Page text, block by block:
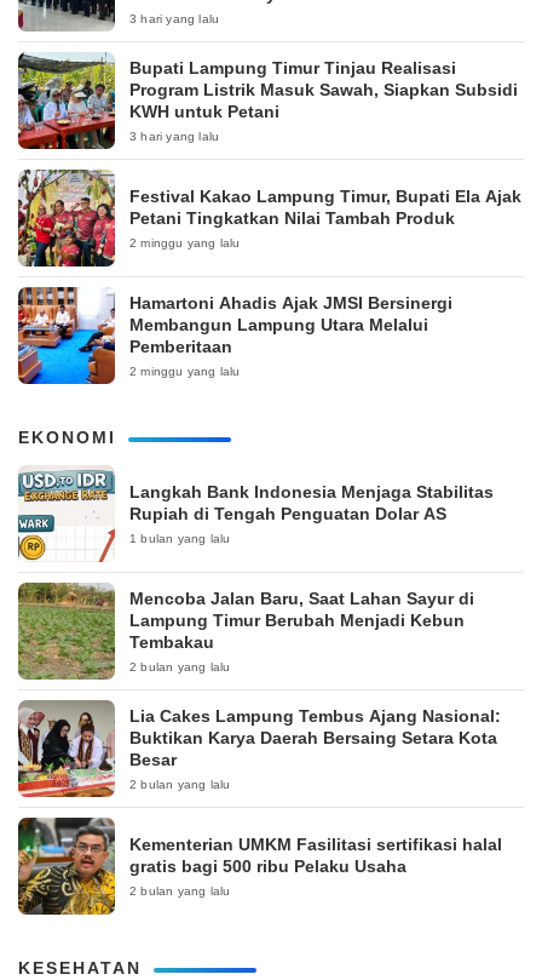
3 hari yang lalu
Bupati Lampung Timur Tinjau Realisasi
Program Listrik Masuk Sawah, Siapkan Subsidi
KWH untuk Petani
3 hari yang lalu
‎Festival Kakao Lampung Timur, Bupati Ela Ajak
Petani Tingkatkan Nilai Tambah Produk
2 minggu yang lalu
Hamartoni Ahadis Ajak JMSI Bersinergi
Membangun Lampung Utara Melalui
Pemberitaan
2 minggu yang lalu
EKONOMI
Langkah Bank Indonesia Menjaga Stabilitas
Rupiah di Tengah Penguatan Dolar AS
1 bulan yang lalu
Mencoba Jalan Baru, Saat Lahan Sayur di
Lampung Timur Berubah Menjadi Kebun
Tembakau
2 bulan yang lalu
Lia Cakes Lampung Tembus Ajang Nasional:
Buktikan Karya Daerah Bersaing Setara Kota
Besar
2 bulan yang lalu
Kementerian UMKM Fasilitasi sertifikasi halal
gratis bagi 500 ribu Pelaku Usaha
2 bulan yang lalu
KESEHATAN